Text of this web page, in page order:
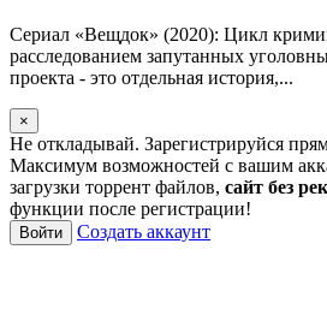
Сериал «Вещдок» (2020): Цикл
расследованием запутанных
проекта - это отдельная история,...
×
Не откладывай. Зарегистрируйся
Максимум возможностей с вашим
загрузки торрент файлов, сайт без
функции после регистрации!
Войти Создать аккаунт